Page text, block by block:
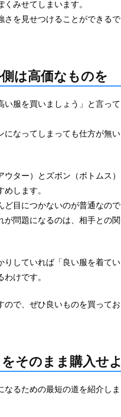
みせてしまいます。
さを見せつけることができるで
は高価なものを
い服を買いましょう」と言って
になってしまっても仕方が無い
ター）とズボン（ボトムス）
します。
ど目につかないのが普通なので
が問題になるのは、相手との関
りしていれば「良い服を着てい
けです。
で、ぜひ良いものを買ってお
そのまま購入せよ
なるための最短の道を紹介しま